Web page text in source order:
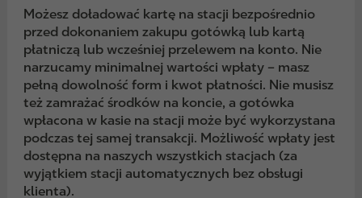
Możesz doładować kartę na stacji bezpośrednio
przed dokonaniem zakupu gotówką lub kartą
płatniczą lub wcześniej przelewem na konto. Nie
narzucamy minimalnej wartości wpłaty – masz
pełną dowolność form i kwot płatności. Nie musisz
też zamrażać środków na koncie, a gotówka
wpłacona w kasie na stacji może być wykorzystana
podczas tej samej transakcji. Możliwość wpłaty jest
dostępna na naszych wszystkich stacjach (za
wyjątkiem stacji automatycznych bez obsługi
klienta).